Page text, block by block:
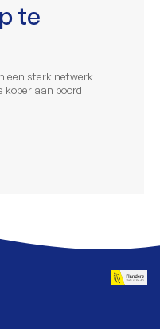
te
een sterk netwerk
koper aan boord